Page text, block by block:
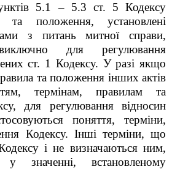
5.1 – 5.3 ст. 5 Кодексу
та положення, установлені
з питань митної справи,
виключно для регулювання
ст. 1 Кодексу. У разі якщо
та положення інших актів
термінам, правилам та
для регулювання відносин
поняття, терміни,
Кодексу. Інші терміни, що
і не визначаються ним,
у значенні, встановленому